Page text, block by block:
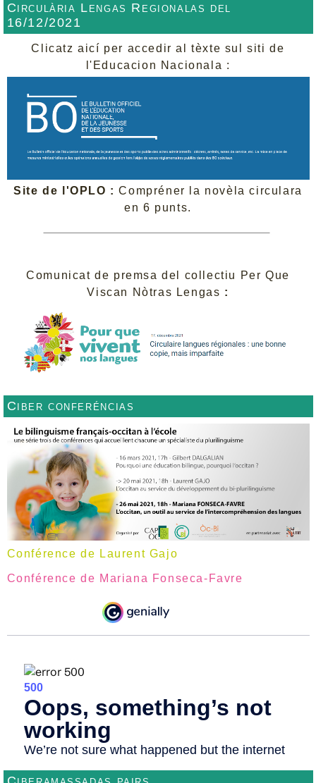
Circulària Lengas Regionalas del
16/12/2021
Clicatz aicí per accedir al tèxte sul siti de
l'Educacion Nacionala :
Site de l'OPLO :Compréner la novèla circulara
en 6 punts.
Comunicat de premsa del collectiu Per Que
Viscan Nòtras Lengas :
Ciber conferéncias
Conférence de Laurent Gajo
Conférence de Mariana Fonseca-Favre